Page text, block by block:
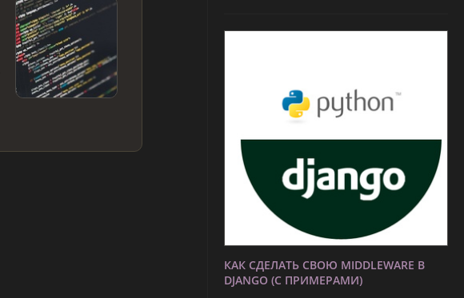
КАК СДЕЛАТЬ СВОЮ MIDDLEWARE В
DJANGO (С ПРИМЕРАМИ)